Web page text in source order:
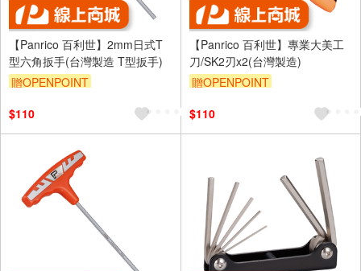
【Panrico 百利世】2mm日式T
型六角扳手(台灣製造 T型扳手)
贈OPENPOINT
$110
【Panrico 百利世】專業大美工
刀/SK2刃x2(台灣製造)
贈OPENPOINT
$110